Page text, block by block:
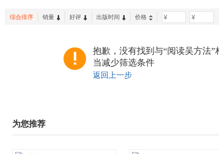
综合排序 销量 好评 出版时间 价格 -
抱歉，没有找到与“阅读吴方法
当减少筛选条件
返回上一步
为您推荐